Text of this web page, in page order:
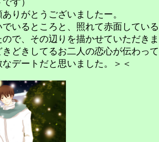
りがとうございましたー。
いるところと、照れて赤面してい
ので、その辺りを描かせていただき
どきしてるお二人の恋心が伝わっ
デートだと思いました。＞＜